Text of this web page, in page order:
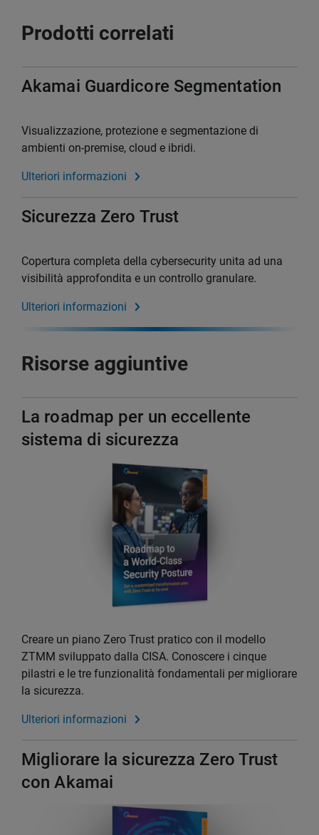
Prodotti correlati
Akamai Guardicore Segmentation
Visualizzazione, protezione e segmentazione di
ambienti on-premise, cloud e ibridi.
Ulteriori informazioni
Sicurezza Zero Trust
Copertura completa della cybersecurity unita ad una
visibilità approfondita e un controllo granulare.
Ulteriori informazioni
Risorse aggiuntive
La roadmap per un eccellente
sistema di sicurezza
Creare un piano Zero Trust pratico con il modello
ZTMM sviluppato dalla CISA. Conoscere i cinque
pilastri e le tre funzionalità fondamentali per migliorare
la sicurezza.
Ulteriori informazioni
Migliorare la sicurezza Zero Trust
con Akamai